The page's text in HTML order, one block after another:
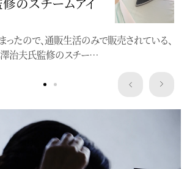
ったので、通販生活のみで販売されている、
澤治夫氏監修のスチー…
端なものではありません。消臭剤や消臭ス
そこかしこで売られ、…